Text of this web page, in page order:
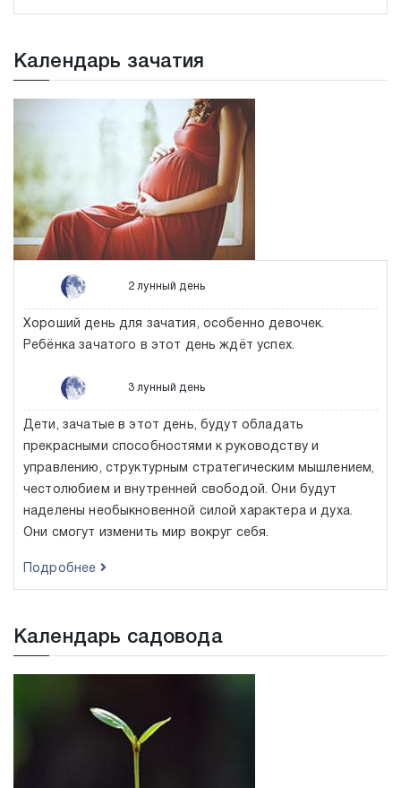
Календарь зачатия
2 лунный день
Хороший день для зачатия, особенно девочек.
Ребёнка зачатого в этот день ждёт успех.
3 лунный день
Дети, зачатые в этот день, будут обладать
прекрасными способностями к руководству и
управлению, структурным стратегическим мышлением,
честолюбием и внутренней свободой. Они будут
наделены необыкновенной силой характера и духа.
Они смогут изменить мир вокруг себя.
Подробнее
Календарь садовода